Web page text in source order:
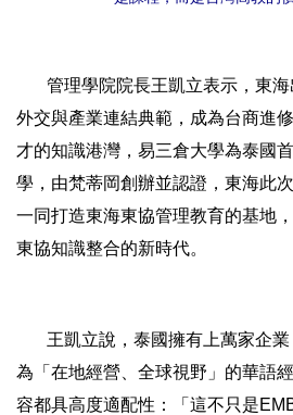
管理學院院長王凱立表示，東海
外交與產業連結典範，成為台商進
才的知識港灣，易三倉大學為泰國
學，由梵蒂岡創辦並認證，東海此
一同打造東海東協管理教育的基地
東協知識整合的新時代。
王凱立說，泰國擁有上萬家企業
為「在地經營、全球視野」的華語
容都具高度適配性：「這不只是